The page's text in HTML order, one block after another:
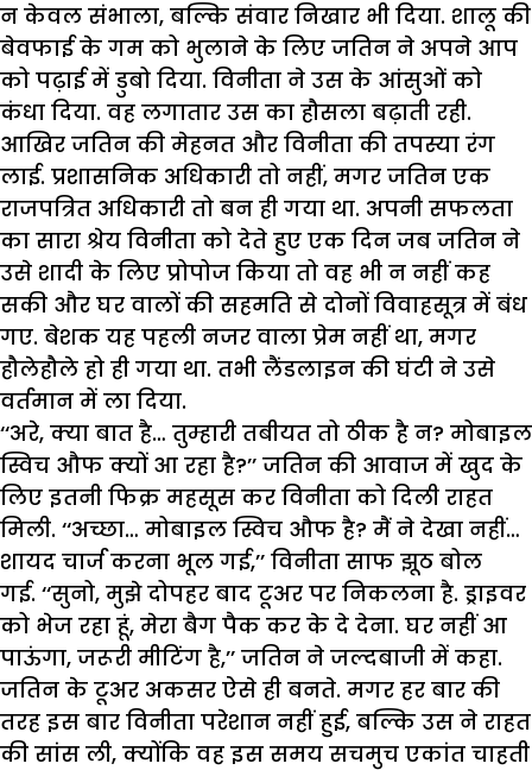
न केवल संभाला, बल्कि संवार निखार भी दिया. शालू की
बेवफाई के गम को भुलाने के लिए जतिन ने अपने आप
को पढ़ाई में डुबो दिया. विनीता ने उस के आंसुओं को
कंधा दिया. वह लगातार उस का हौसला बढ़ाती रही.
आखिर जतिन की मेहनत और विनीता की तपस्या रंग
लाई. प्रशासनिक अधिकारी तो नहीं, मगर जतिन एक
राजपत्रित अधिकारी तो बन ही गया था. अपनी सफलता
का सारा श्रेय विनीता को देते हुए एक दिन जब जतिन ने
उसे शादी के लिए प्रोपोज किया तो वह भी न नहीं कह
सकी और घर वालों की सहमति से दोनों विवाहसूत्र में बंध
गए. बेशक यह पहली नजर वाला प्रेम नहीं था, मगर
हौलेहौले हो ही गया था. तभी लैंडलाइन की घंटी ने उसे
वर्तमान में ला दिया.
‘‘अरे, क्या बात है… तुम्हारी तबीयत तो ठीक है न? मोबाइल
स्विच औफ क्यों आ रहा है?’’ जतिन की आवाज में खुद के
लिए इतनी फिक्र महसूस कर विनीता को दिली राहत
मिली. ‘‘अच्छा… मोबाइल स्विच औफ है? मैं ने देखा नहीं…
शायद चार्ज करना भूल गई,’’ विनीता साफ झूठ बोल
गई. ‘‘सुनो, मुझे दोपहर बाद टूअर पर निकलना है. ड्राइवर
को भेज रहा हूं, मेरा बैग पैक कर के दे देना. घर नहीं आ
पाऊंगा, जरूरी मीटिंग है,’’ जतिन ने जल्दबाजी में कहा.
जतिन के टूअर अकसर ऐसे ही बनते. मगर हर बार की
तरह इस बार विनीता परेशान नहीं हुई, बल्कि उस ने राहत
की सांस ली, क्योंकि वह इस समय सचमुच एकांत चाहती